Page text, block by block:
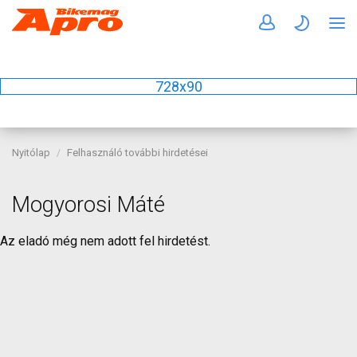
728x90
Nyitólap Felhasználó további hirdetései
Mogyorosi Máté
Az eladó még nem adott fel hirdetést.